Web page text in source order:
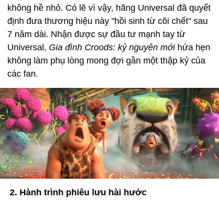
không hề nhỏ. Có lẽ vì vậy, hãng Universal đã quyết
định đưa thương hiệu này "hồi sinh từ cõi chết" sau
7 năm dài. Nhận được sự đầu tư mạnh tay từ
Universal, Gia đình Croods: kỷ nguyên mớihứa hẹn
không làm phụ lòng mong đợi gần một thập kỷ của
các fan.
2. Hành trình phiêu lưu hài hước